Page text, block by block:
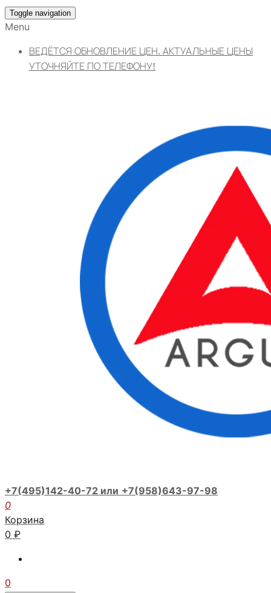
Toggle navigation
Menu
ВЕДЁТСЯ ОБНОВЛЕНИЕ ЦЕН. АКТУАЛЬНЫЕ ЦЕНЫ
УТОЧНЯЙТЕ ПО ТЕЛЕФОНУ!
+7(495)142-40-72 или +7(958)643-97-98
0
Корзина
0 ₽
0